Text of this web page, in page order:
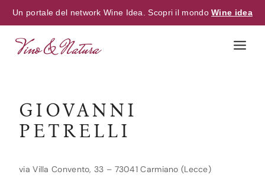
Un portale del network Wine Idea. Scopri il mondoWine idea
GIOVANNI
PETRELLI
via Villa Convento, 33 – 73041 Carmiano (Lecce)